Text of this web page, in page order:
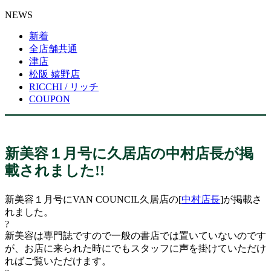
NEWS
新着
全店舗共通
津店
松阪 嬉野店
RICCHI / リッチ
COUPON
新美容１月号に久居店の中村店長が掲
載されました!!
新美容１月号にVAN COUNCIL久居店の[中村店長]が掲載さ
れました。
?
新美容は専門誌ですので一般の書店では置いていないのです
が、お店に来られた時にでもスタッフに声を掛けていただけ
ればご覧いただけます。